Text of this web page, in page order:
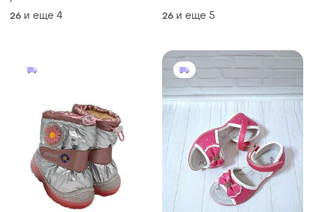
26 и еще 4
сандалии для мальчика.
сандалии на мальчика.
26 и еще 5